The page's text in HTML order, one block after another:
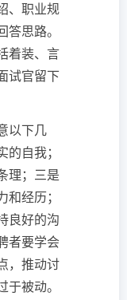
、职业规
思路。
着装、言
试官留下
以下几
自我；
理；三是
经历；
良好的沟
者要学会
，推动讨
被动。